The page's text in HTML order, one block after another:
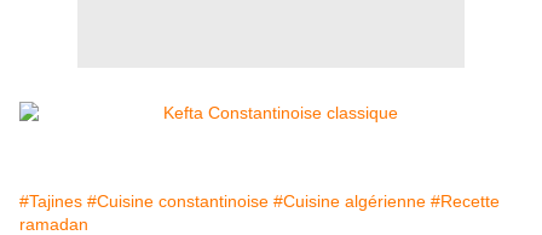
#Tajines #Cuisine constantinoise #Cuisine algérienne #Recette
ramadan